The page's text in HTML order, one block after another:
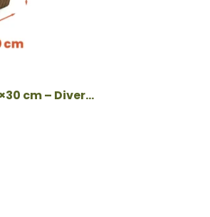
Douglas paal 30×30 cm – Diverse lengtes